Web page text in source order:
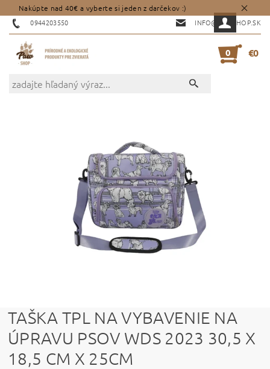
Nakúpte nad 40€ a vyberte si jeden z darčekov :)
0944203550
INFO@PAWSHOP.SK
0 €0
TAŠKA TPL NA VYBAVENIE NA
ÚPRAVU PSOV WDS 2023 30,5 X
18,5 CM X 25CM